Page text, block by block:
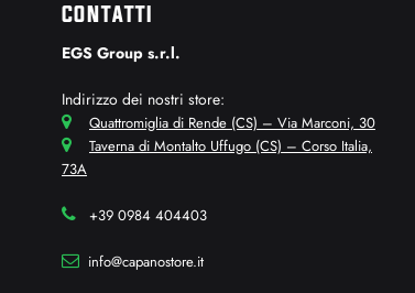
CONTATTI
EGS Group s.r.l.
Indirizzo dei nostri store:
Quattromiglia di Rende (CS) – Via Marconi, 30
Taverna di Montalto Uffugo (CS) – Corso Italia,
73A
+39 0984 404403
info@capanostore.it